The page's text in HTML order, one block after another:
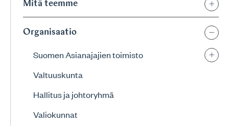
Mitä teemme
Organisaatio
Suomen Asianajajien toimisto
Valtuuskunta
Hallitus ja johtoryhmä
Valiokunnat